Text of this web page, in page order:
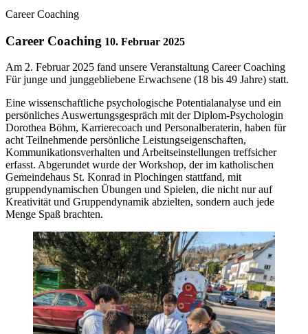
Career Coaching
Career Coaching 10. Februar 2025
Am 2. Februar 2025 fand unsere Veranstaltung Career Coaching
Für junge und junggebliebene Erwachsene (18 bis 49 Jahre) statt.
Eine wissenschaftliche psychologische Potentialanalyse und ein
persönliches Auswertungsgespräch mit der Diplom-Psychologin
Dorothea Böhm, Karrierecoach und Personalberaterin, haben für
acht Teilnehmende persönliche Leistungseigenschaften,
Kommunikationsverhalten und Arbeitseinstellungen treffsicher
erfasst. Abgerundet wurde der Workshop, der im katholischen
Gemeindehaus St. Konrad in Plochingen stattfand, mit
gruppendynamischen Übungen und Spielen, die nicht nur auf
Kreativität und Gruppendynamik abzielten, sondern auch jede
Menge Spaß brachten.